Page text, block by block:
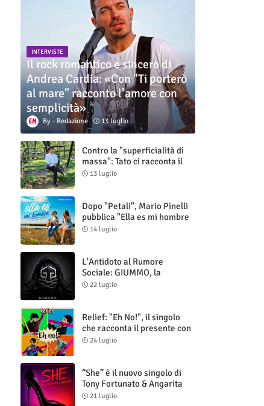
INTERVISTE
Il rock romantico e sincero di
Andrea Cardia: «Con "Ti porterò
al mare" racconto l’amore con
semplicità»
Redazione 13 luglio
Contro la "superficialità di
massa": Tato ci racconta il
nuovo singolo "Vuoti digitali"
13 luglio
Dopo "Petali", Mario Pinelli
pubblica "Ella es mi hombre
(Il mio uomo è lei)"
14 luglio
L'Antidoto al Rumore
Sociale: GIUMMO, la
Maschera e la Cruda Verità
22 luglio
Relief: "Eh No!", il singolo
che racconta il presente con
ironia e autenticità
24 luglio
“She” è il nuovo singolo di
Tony Fortunato & Angarita
21 luglio